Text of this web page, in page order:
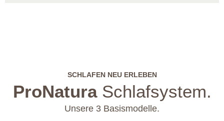
SCHLAFEN NEU ERLEBEN
ProNaturaSchlafsystem.
Unsere 3 Basismodelle.